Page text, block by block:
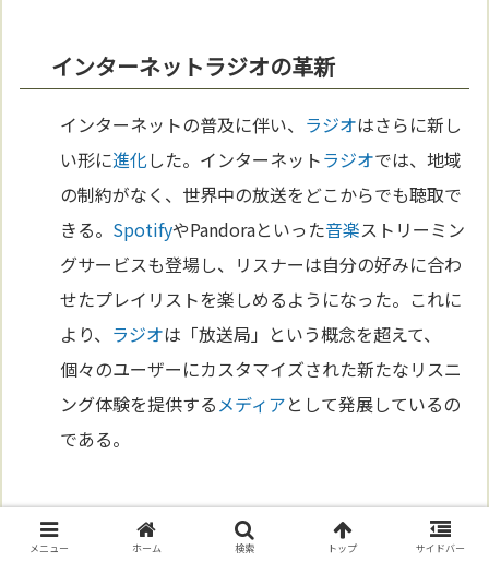
インターネットラジオの革新
インターネットの普及に伴い、 ラジオはさらに新し
い形に進化した。インターネットラジオでは、地域
の制約がなく、世界中の放送をどこからでも聴取で
きる。 SpotifyやPandoraといった音楽ストリーミン
グサービスも登場し、リスナーは自分の好みに合わ
せたプレイリストを楽しめるようになった。これに
より、 ラジオは「放送局」という概念を超えて、
個々のユーザーにカスタマイズされた新たなリスニ
ング体験を提供する メディアとして発展しているの
である。
未来へ向けたラジオの挑戦
メニュー ホーム 検索 トップ サイドバー